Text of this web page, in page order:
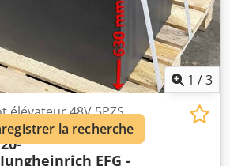
8FBEK18T Toyota / BT CB 1600
SC3240-1.8 Crown 5340-1 Caterpillar
EP 16CPN Caterpillar EP 16C
Cesab Blitz 416 Daewoo B16X-5 Clark
Clark GTX20S Doca7H Hyster
Mitsubishi FB16 Nichiyu FBT15P
G1N1 TX16 OM-Pimespo-Fiat XE
dimensions de batterie standards
Transport possible.
1 /3
élévateur 48V 5PZS
Jungheinrich EFG -
la recherche